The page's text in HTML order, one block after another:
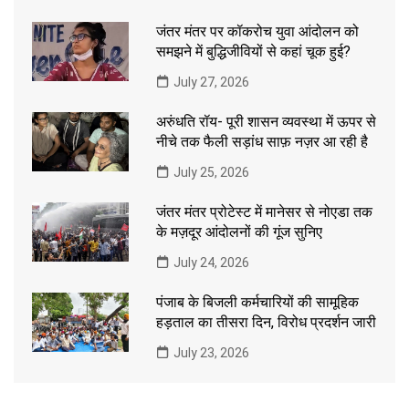
जंतर मंतर पर कॉकरोच युवा आंदोलन को
समझने में बुद्धिजीवियों से कहां चूक हुई?
July 27, 2026
अरुंधति रॉय- पूरी शासन व्यवस्था में ऊपर से
नीचे तक फैली सड़ांध साफ़ नज़र आ रही है
July 25, 2026
जंतर मंतर प्रोटेस्ट में मानेसर से नोएडा तक
के मज़दूर आंदोलनों की गूंज सुनिए
July 24, 2026
पंजाब के बिजली कर्मचारियों की सामूहिक
हड़ताल का तीसरा दिन, विरोध प्रदर्शन जारी
July 23, 2026